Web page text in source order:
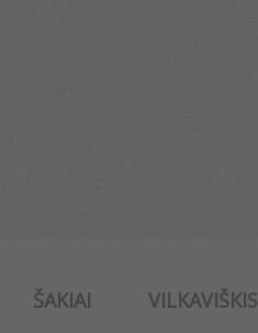
ŠAKIAI
VILKAVIŠKIS